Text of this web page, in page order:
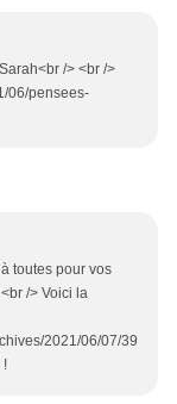
/> <br />
06/pensees-
toutes pour vos
/> Voici la
2021/06/07/39
!